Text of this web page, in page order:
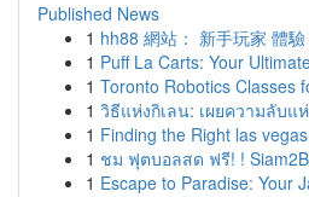
Published News
1 hh88 網站： 新手玩家 體
1 Puff La Carts: Your
1 Toronto Robotics Classes
1 วิธีแห่งกิเลน: เผยความลับแ
1 Finding the Right las
1 ชม ฟุตบอลสด ฟรี! !
1 Escape to Paradise: Your